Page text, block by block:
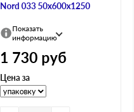
Nord 033 50х600х1250
Показать
информацию
1 730 руб
Цена за